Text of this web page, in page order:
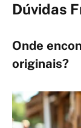
Dúvidas
Onde
originais?